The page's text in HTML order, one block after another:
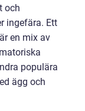
och
ingefära. Ett
en mix av
populära
ägg och